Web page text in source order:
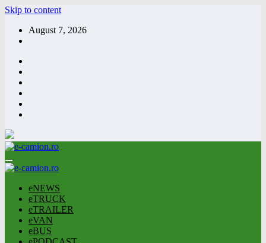
Skip to content
August 7, 2026
eNEWS
eTRUCK
eTRAILER
eVAN
eBUS